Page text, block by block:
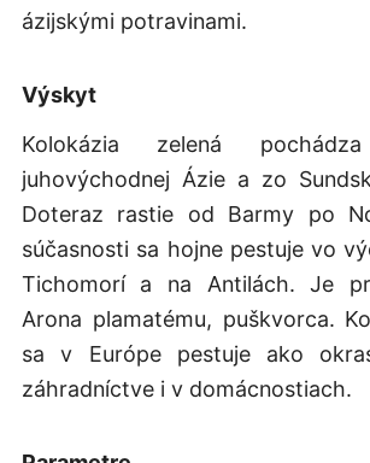
ázijskými potravinami.
Výskyt
Kolokázia zelená
juhovýchodnej Ázie a zo
Doteraz rastie od Barmy po
súčasnosti sa hojne pestuje vo
Tichomorí a na Antilách. Je
Arona plamatému, puškvorca.
sa v Európe pestuje ako
záhradníctve i v domácnostiach.